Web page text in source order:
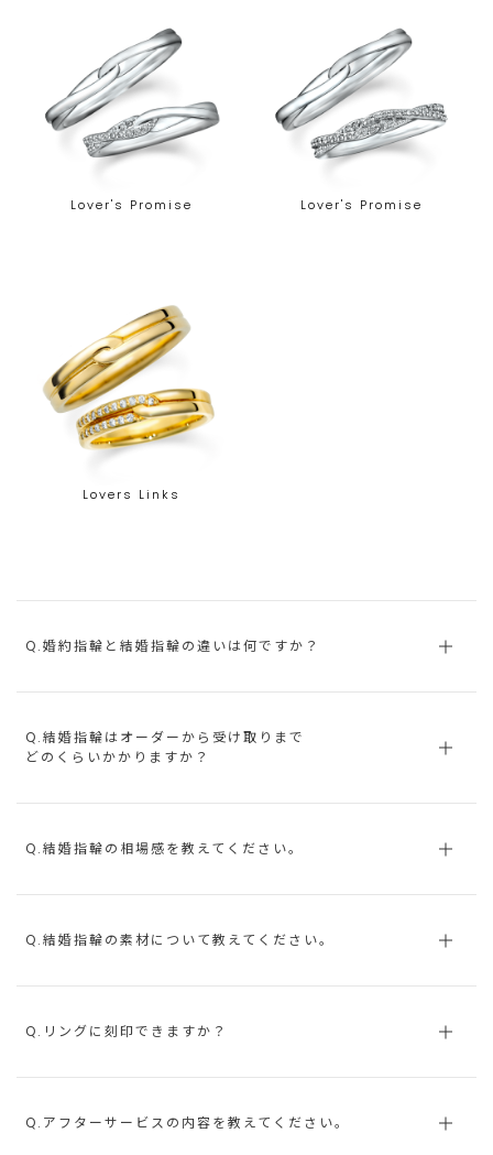
Lover's Promise Lover's Promise
Lovers Links
Q.婚約指輪と結婚指輪の違いは何ですか？
Q.結婚指輪はオーダーから受け取りまで
どのくらいかかりますか？
Q.結婚指輪の相場感を教えてください。
Q.結婚指輪の素材について教えてください。
Q.リングに刻印できますか？
Q.アフターサービスの内容を教えてください。